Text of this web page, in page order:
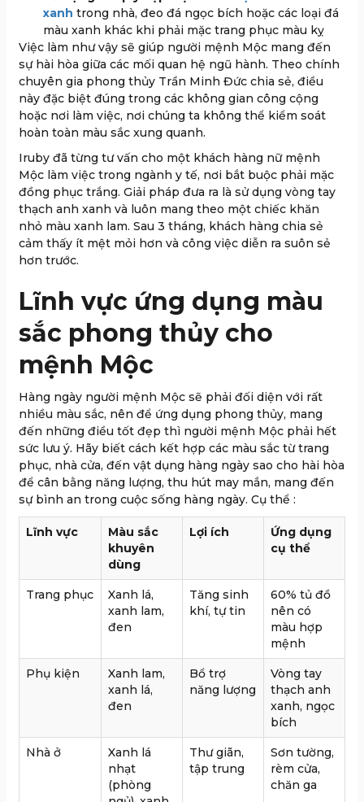
xanh trong nhà, đeo đá ngọc bích hoặc các loại đá
màu xanh khác khi phải mặc trang phục màu kỵ
Việc làm như vậy sẽ giúp người mệnh Mộc mang đến
sự hài hòa giữa các mối quan hệ ngũ hành. Theo chính
chuyên gia phong thủy Trần Minh Đức chia sẻ, điều
này đặc biệt đúng trong các không gian công cộng
hoặc nơi làm việc, nơi chúng ta không thể kiểm soát
hoàn toàn màu sắc xung quanh.
Iruby đã từng tư vấn cho một khách hàng nữ mệnh
Mộc làm việc trong ngành y tế, nơi bắt buộc phải mặc
đồng phục trắng. Giải pháp đưa ra là sử dụng vòng tay
thạch anh xanh và luôn mang theo một chiếc khăn
nhỏ màu xanh lam. Sau 3 tháng, khách hàng chia sẻ
cảm thấy ít mệt mỏi hơn và công việc diễn ra suôn sẻ
hơn trước.
Lĩnh vực ứng dụng màu
sắc phong thủy cho
mệnh Mộc
Hàng ngày người mệnh Mộc sẽ phải đối diện với rất
nhiều màu sắc, nên để ứng dụng phong thủy, mang
đến những điều tốt đẹp thì người mệnh Mộc phải hết
sức lưu ý. Hãy biết cách kết hợp các màu sắc từ trang
phục, nhà cửa, đến vật dụng hàng ngày sao cho hài hòa
để cân bằng năng lượng, thu hút may mắn, mang đến
sự bình an trong cuộc sống hàng ngày. Cụ thể :
Lĩnh vực
Màu sắc
khuyên
dùng
Lợi ích
Ứng dụng
cụ thể
Trang phục
Xanh lá,
xanh lam,
đen
Tăng sinh
khí, tự tin
60% tủ đồ
nên có
màu hợp
mệnh
Phụ kiện
Xanh lam,
xanh lá,
đen
Bổ trợ
năng lượng
Vòng tay
thạch anh
xanh, ngọc
bích
Nhà ở
Xanh lá
nhạt
(phòng
Thư giãn,
tập trung
Sơn tường,
rèm cửa,
chăn ga